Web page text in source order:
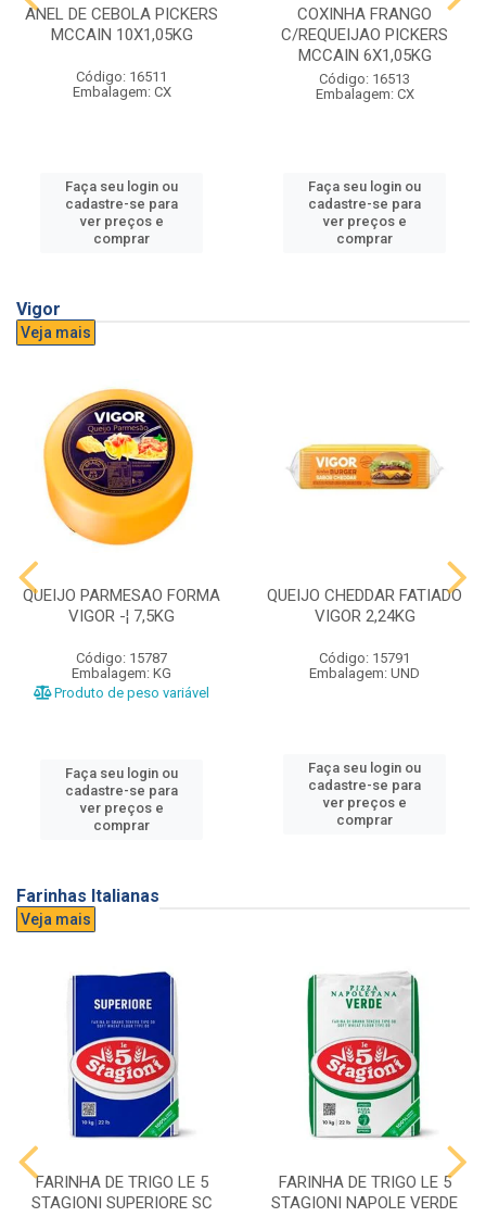
ANEL DE CEBOLA PICKERS
MCCAIN 10X1,05KG
Código: 16511
Embalagem: CX
Faça seu login ou
cadastre-se para
ver preços e
comprar
COXINHA FRANGO
C/REQUEIJAO PICKERS
MCCAIN 6X1,05KG
Código: 16513
Embalagem: CX
Faça seu login ou
cadastre-se para
ver preços e
comprar
Vigor
Veja mais
QUEIJO PARMESAO FORMA
VIGOR -¦ 7,5KG
Código: 15787
Embalagem: KG
Produto de peso variável
Faça seu login ou
cadastre-se para
ver preços e
comprar
QUEIJO CHEDDAR FATIADO
VIGOR 2,24KG
Código: 15791
Embalagem: UND
Faça seu login ou
cadastre-se para
ver preços e
comprar
Farinhas Italianas
Veja mais
FARINHA DE TRIGO LE 5
STAGIONI SUPERIORE SC
FARINHA DE TRIGO LE 5
STAGIONI NAPOLE VERDE